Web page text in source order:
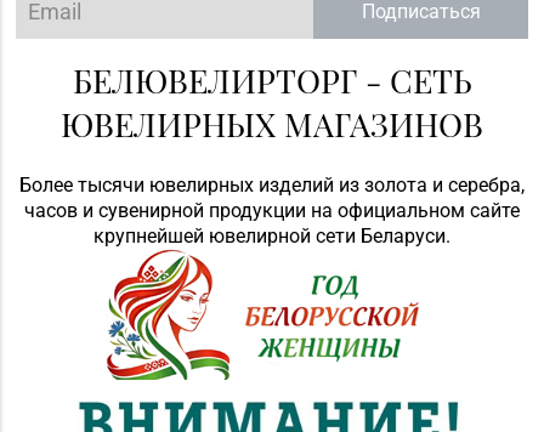
Подписаться
БЕЛЮВЕЛИРТОРГ - СЕТЬ
ЮВЕЛИРНЫХ МАГАЗИНОВ
Более тысячи ювелирных изделий из золота и серебра,
часов и сувенирной продукции на официальном сайте
крупнейшей ювелирной сети Беларуси.